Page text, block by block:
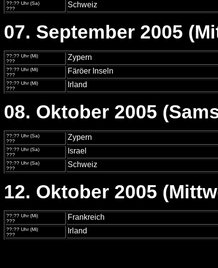
??:?? Uhr (Sa)
???
Schweiz
07. September 2005
??:?? Uhr (Mi)
???
Zypern
??:?? Uhr (Mi)
???
Färöer Inseln
??:?? Uhr (Mi)
???
Irland
08. Oktober 2005
??:?? Uhr (Sa)
???
Zypern
??:?? Uhr (Sa)
???
Israel
??:?? Uhr (Sa)
???
Schweiz
12. Oktober 2005
??:?? Uhr (Mi)
???
Frankreich
??:?? Uhr (Mi)
???
Irland